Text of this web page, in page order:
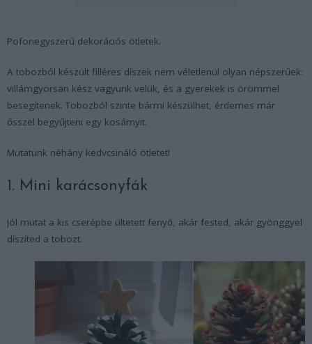
Pofonegyszerű dekorációs ötletek.
A tobozból készült filléres díszek nem véletlenül olyan népszerűek:
villámgyorsan kész vagyunk velük, és a gyerekek is örömmel
besegítenek. Tobozból szinte bármi készülhet, érdemes már
ősszel begyűjteni egy kosárnyit.
Mutatunk néhány kedvcsináló ötletet!
1. Mini karácsonyfák
Jól mutat a kis cserépbe ültetett fenyő, akár fested, akár gyönggyel
díszíted a tobozt.